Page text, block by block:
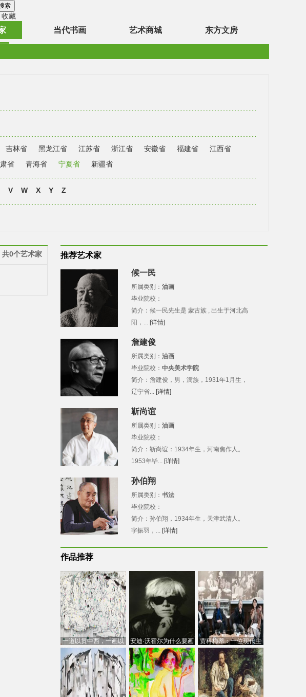
收藏
当代书画 艺术商城 东方文房
吉林省 黑龙江省 江苏省 浙江省 安徽省 福建省
江西省
省 青海省 宁夏省 新疆省
V W X Y Z
共0个艺术家 推荐艺术家
候一民
所属类别： 油画
毕业院校：
简介：候一民先生是 蒙古族 , 出生于河北高
阳，... [详情]
詹建俊
所属类别： 油画
毕业院校： 中央美术学院
简介：詹建俊，男，满族，1931年1月生，
辽宁省... [详情]
靳尚谊
所属类别： 油画
毕业院校：
简介：靳尚谊：1934年生，河南焦作人。
1953年毕... [详情]
孙伯翔
所属类别： 书法
毕业院校：
简介：孙伯翔，1934年生，天津武清人。
字振羽，... [详情]
作品推荐
一道以贯中西，一画以
通古今：吴冠中的绘画
创
安迪·沃霍尔为什么要画
芭比
贾科梅蒂：一位现代主
义的“当代”艺术家